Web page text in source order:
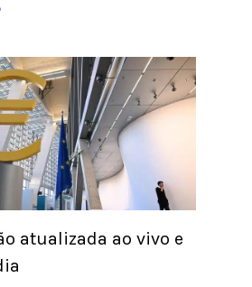
atualizada ao vivo e